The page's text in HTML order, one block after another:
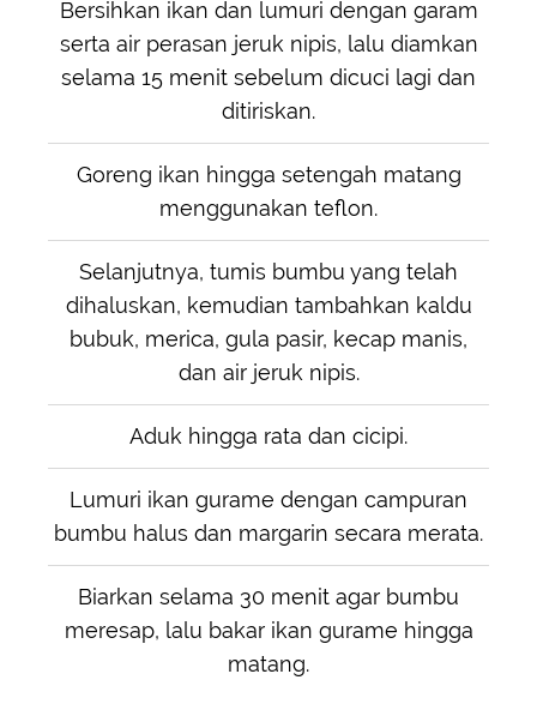
Bersihkan ikan dan lumuri dengan garam
serta air perasan jeruk nipis, lalu diamkan
selama 15 menit sebelum dicuci lagi dan
ditiriskan.
Goreng ikan hingga setengah matang
menggunakan teflon.
Selanjutnya, tumis bumbu yang telah
dihaluskan, kemudian tambahkan kaldu
bubuk, merica, gula pasir, kecap manis,
dan air jeruk nipis.
Aduk hingga rata dan cicipi.
Lumuri ikan gurame dengan campuran
bumbu halus dan margarin secara merata.
Biarkan selama 30 menit agar bumbu
meresap, lalu bakar ikan gurame hingga
matang.